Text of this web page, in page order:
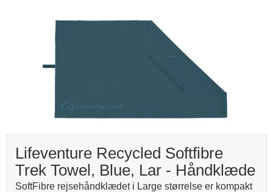
Lifeventure Recycled Softfibre
Trek Towel, Blue, Lar - Håndklæde
SoftFibre rejsehåndklædet i Large størrelse er kompakt